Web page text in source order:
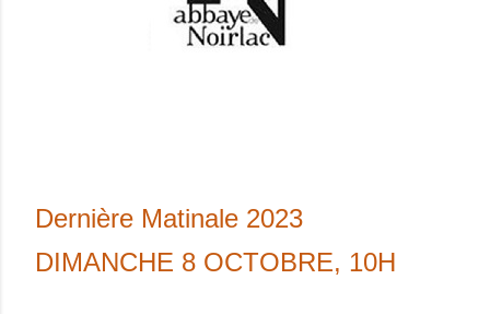
Dernière Matinale 2023
DIMANCHE 8 OCTOBRE, 10H